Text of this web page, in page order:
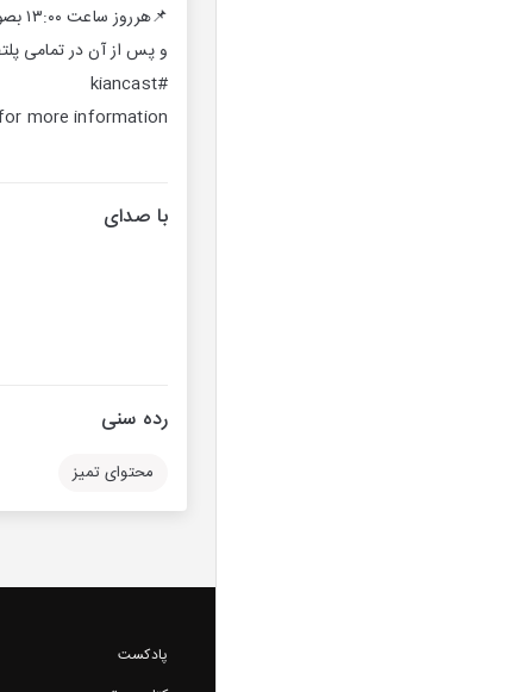
📌هرروز ساعت ۱۳:۰۰ بصورت زنده در کانال تلگرام @kiancasts
و پس از آن در تمامی
#kiancast
more information.
با صدای
رده سنی
محتوای تمیز
پادکست